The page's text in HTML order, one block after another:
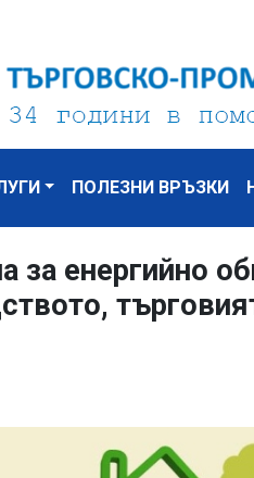
ПОЛЕЗНИ ВРЪЗКИ
за енергийно